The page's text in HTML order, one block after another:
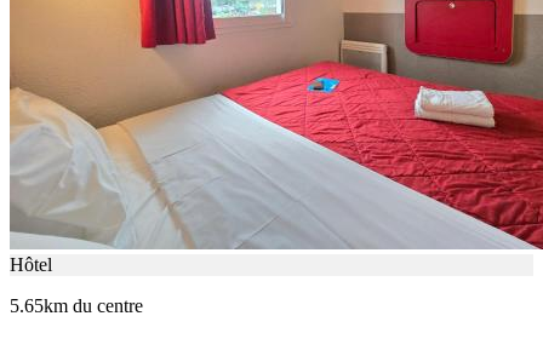
Hôtel
5.65km du centre